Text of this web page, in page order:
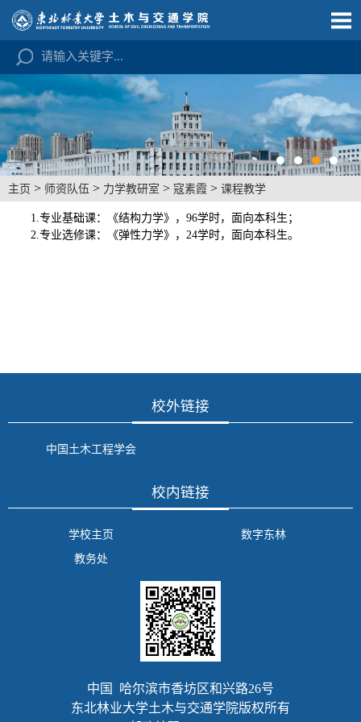
主页 > 师资队伍 > 力学教研室 > 寇素霞 > 课程教学
1.专业基础课：《结构力学》， 96学时，面向本科生；
2.专业选修课：《弹性力学》，24学时，面向本科生。
校外链接
中国土木工程学会
校内链接
学校主页
数字东林
教务处
中国 哈尔滨市香坊区和兴路26号
东北林业大学土木与交通学院版权所有